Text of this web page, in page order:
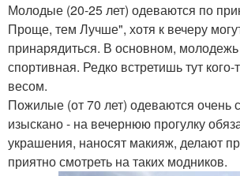
Молодые (20-25 лет) одеваются по
Проще, тем Лучше", хотя к вечеру
принарядиться. В основном, молодежь
спортивная. Редко встретишь тут
весом.
Пожилые (от 70 лет) одеваются очень
изыскано - на вечернюю прогулку
украшения, наносят макияж, делают
приятно смотреть на таких модников.